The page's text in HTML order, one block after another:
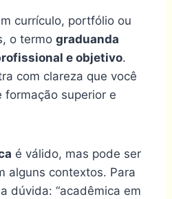
currículo, portfólio ou
o termo graduanda
e objetivo.
com clareza que você
formação superior e
é válido, mas pode ser
alguns contextos. Para
dúvida: “acadêmica em